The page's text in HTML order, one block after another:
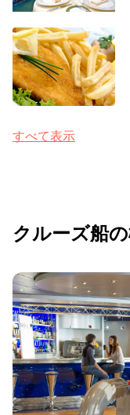
すべて表示
クルーズ船